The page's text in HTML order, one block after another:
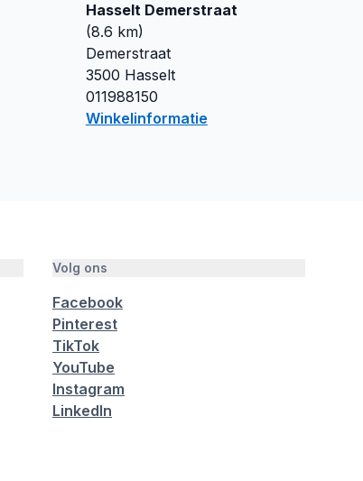
Hasselt Demerstraat
(8.6 km)
Demerstraat
3500 Hasselt
011988150
Winkelinformatie
Volg ons
Facebook
Pinterest
TikTok
YouTube
Instagram
LinkedIn